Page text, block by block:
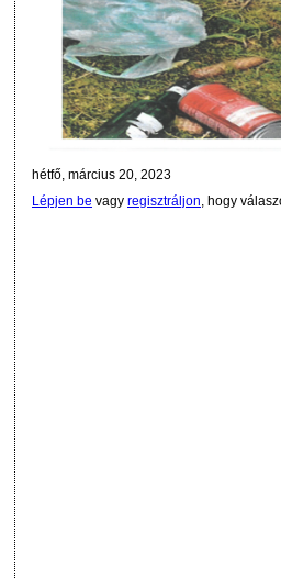
hétfő, március 20, 2023
Lépjen be vagy regisztráljon , hogy